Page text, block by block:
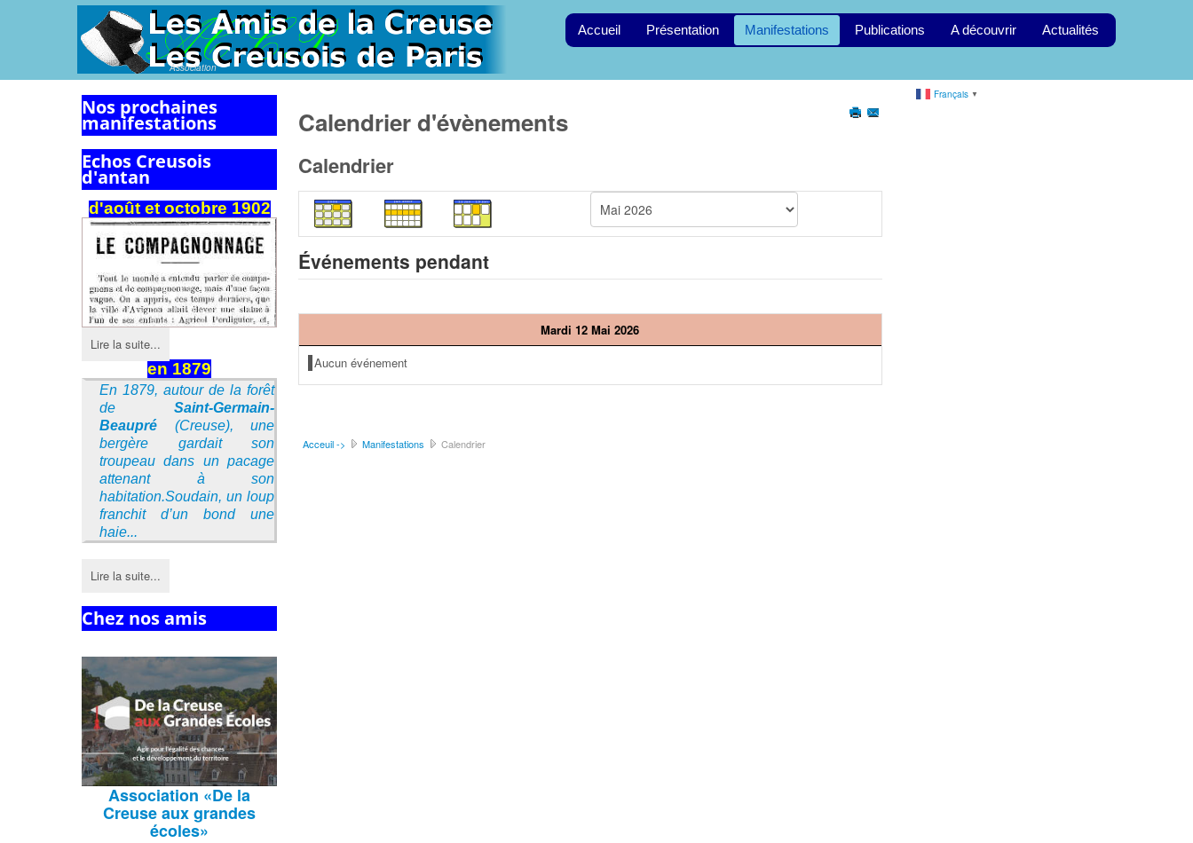
Association
Accueil Présentation Manifestations Publications A découvrir Actualités
Nos prochaines
manifestations
Echos Creusois
d'antan
d'août et octobre 1902
Lire la suite...
en 1879
En 1879, autour de la forêt
deSaint-Germain-
Beaupré (Creuse), une
bergère gardait son
troupeau dans un pacage
attenant à son
habitation.Soudain, un loup
franchit d’un bond une
haie...
Lire la suite...
Chez nos amis
Association «De la
Creuse aux grandes
écoles»
Calendrier d'évènements
Calendrier
Événements pendant
Mardi 12 Mai 2026
Aucun événement
Acceuil -> Manifestations Calendrier
Français ▼